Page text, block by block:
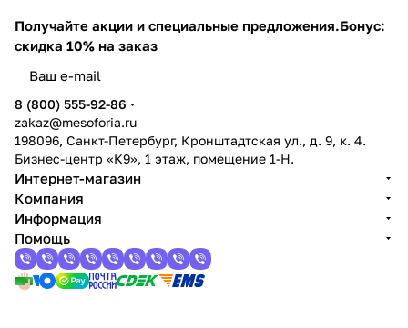
Получайте акции и специальные предложения.Бонус:
скидка 10% на заказ
8 (800) 555-92-86
zakaz@mesoforia.ru
198096, Санкт-Петербург, Кронштадтская ул., д. 9, к. 4.
Бизнес-центр «К9», 1 этаж, помещение 1-Н.
Интернет-магазин
Компания
Информация
Помощь